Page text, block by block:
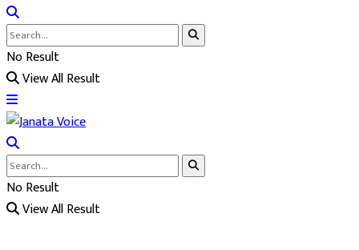
No Result
View All Result
No Result
View All Result